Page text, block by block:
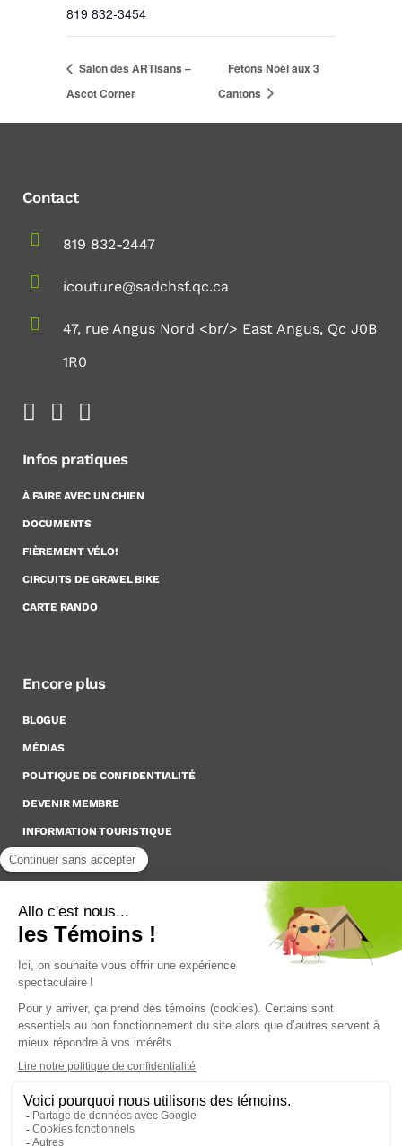
819 832-3454
Salon des ARTisans –
Ascot Corner
Fêtons Noël aux 3
Cantons
Contact
819 832-2447
icouture@sadchsf.qc.ca
47, rue Angus Nord <br/> East Angus, Qc J0B
1R0
Infos pratiques
À FAIRE AVEC UN CHIEN
DOCUMENTS
FIÈREMENT VÉLO!
CIRCUITS DE GRAVEL BIKE
CARTE RANDO
Encore plus
BLOGUE
MÉDIAS
POLITIQUE DE CONFIDENTIALITÉ
DEVENIR MEMBRE
INFORMATION TOURISTIQUE
Inscrivez-vous à notre Infolettre